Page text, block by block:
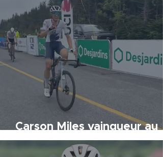
Carson Miles vainqueur au
sommet